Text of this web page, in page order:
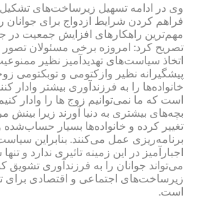
وی در ادامه تسهیل زیرساخت‌های تشکیل
فراهم کردن شرایط ازدواج برای جوانان
مهم‌ترین راهکارهای افزایش جمعیت در
تصریح کرد: امروزه برخی مسئولان تصور
اتخاذ سیاست‌های تهدیدآمیز نظیر
پیشگیرانه نظیر وازکتومی و توبکتومی
خانواده‌ها را به فرزندآوری بیشتر وادار
است که ما نمی‌توانیم زوج ها را وادار
بچه‌های بیشتری به دنیا آورند زیرا بینش
تغییر کرده و خانواده‌ها بسیار حساب‌شده
برنامه‌ریزی عمل می‌کنند. بنابراین
اجبارآمیز در این زمینه تاثیری ندارد و
می‌تواند جوانان را به فرزندآوری تشویق
زیرساخت‌های اجتماعی و اقتصادی برای
است.